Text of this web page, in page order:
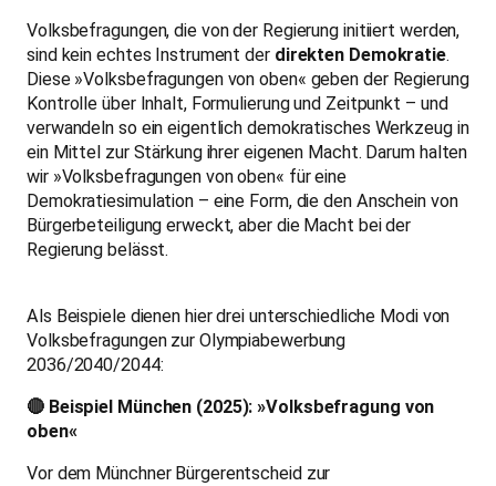
Volksbefragungen, die von der Regierung initiiert werden,
sind kein echtes Instrument der direkten Demokratie.
Diese »Volksbefragungen von oben« geben der Regierung
Kontrolle über Inhalt, Formulierung und Zeitpunkt – und
verwandeln so ein eigentlich demokratisches Werkzeug in
ein Mittel zur Stärkung ihrer eigenen Macht. Darum halten
wir »Volksbefragungen von oben« für eine
Demokratiesimulation – eine Form, die den Anschein von
Bürgerbeteiligung erweckt, aber die Macht bei der
Regierung belässt.
Als Beispiele dienen hier drei unterschiedliche Modi von
Volksbefragungen zur Olympiabewerbung
2036/2040/2044:
🔴 Beispiel München (2025): »Volksbefragung von
oben«
Vor dem Münchner Bürgerentscheid zur